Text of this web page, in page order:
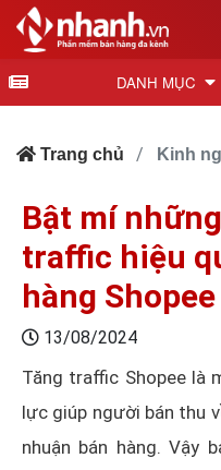
DANH MỤC
Trang chủ Kinh
Bật mí
traffic hiệu
hàng
13/08/2024
Tăng traffic Shopee là
lực giúp người bán thu
nhuận bán hàng. Vậy